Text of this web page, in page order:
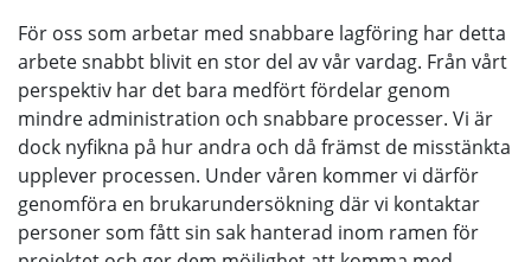
För oss som arbetar med snabbare lagföring har detta
arbete snabbt blivit en stor del av vår vardag. Från vårt
perspektiv har det bara medfört fördelar genom
mindre administration och snabbare processer. Vi är
dock nyfikna på hur andra och då främst de misstänkta
upplever processen. Under våren kommer vi därför
genomföra en brukarundersökning där vi kontaktar
personer som fått sin sak hanterad inom ramen för